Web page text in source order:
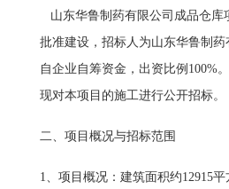
山东华鲁制药有限公司成品仓库
批准建设，招标人为山东华鲁制
自企业自筹资金，出资比例100%
现对本项目的施工进行公开招标。
二、项目概况与招标范围
1、项目概况：建筑面积约12915